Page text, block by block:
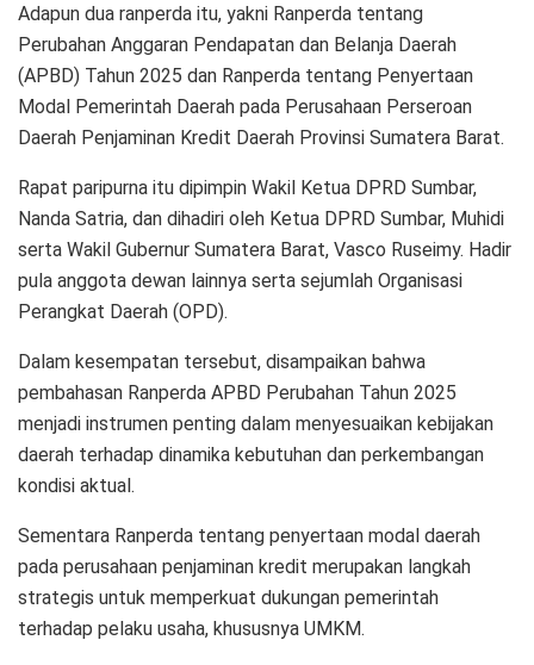
Adapun dua ranperda itu, yakni Ranperda tentang
Perubahan Anggaran Pendapatan dan Belanja Daerah
(APBD) Tahun 2025 dan Ranperda tentang Penyertaan
Modal Pemerintah Daerah pada Perusahaan Perseroan
Daerah Penjaminan Kredit Daerah Provinsi Sumatera Barat.
Rapat paripurna itu dipimpin Wakil Ketua DPRD Sumbar,
Nanda Satria, dan dihadiri oleh Ketua DPRD Sumbar, Muhidi
serta Wakil Gubernur Sumatera Barat, Vasco Ruseimy. Hadir
pula anggota dewan lainnya serta sejumlah Organisasi
Perangkat Daerah (OPD).
Dalam kesempatan tersebut, disampaikan bahwa
pembahasan Ranperda APBD Perubahan Tahun 2025
menjadi instrumen penting dalam menyesuaikan kebijakan
daerah terhadap dinamika kebutuhan dan perkembangan
kondisi aktual.
Sementara Ranperda tentang penyertaan modal daerah
pada perusahaan penjaminan kredit merupakan langkah
strategis untuk memperkuat dukungan pemerintah
terhadap pelaku usaha, khususnya UMKM.